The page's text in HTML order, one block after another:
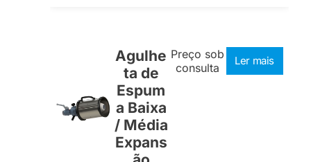
Agulhe
ta de
Espum
a Baixa
/ Média
Expans
Preço sob
consulta
Ler mais